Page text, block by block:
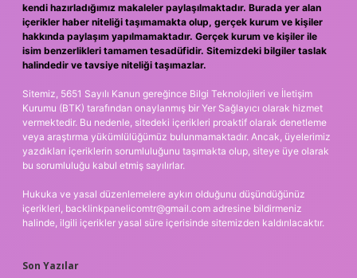
kendi hazırladığımız makaleler paylaşılmaktadır. Burada yer alan
içerikler haber niteliği taşımamakta olup, gerçek kurum ve kişiler
hakkında paylaşım yapılmamaktadır. Gerçek kurum ve kişiler ile
isim benzerlikleri tamamen tesadüfidir. Sitemizdeki bilgiler taslak
halindedir ve tavsiye niteliği taşımazlar.
Sitemiz, 5651 Sayılı Kanun gereğince Bilgi Teknolojileri ve İletişim
Kurumu (BTK) tarafından onaylanmış bir Yer Sağlayıcı olarak hizmet
vermektedir. Bu nedenle, sitedeki içerikleri proaktif olarak denetleme
veya araştırma yükümlülüğümüz bulunmamaktadır. Ancak, üyelerimiz
yazdıkları içeriklerin sorumluluğunu taşımakta olup, siteye üye olarak
bu sorumluluğu kabul etmiş sayılırlar.
Hukuka ve yasal düzenlemelere aykırı olduğunu düşündüğünüz
içerikleri, backlinkpanelicomtr@gmail.com adresine bildirmeniz
halinde, ilgili içerikler yasal süre içerisinde sitemizden kaldırılacaktır.
Son Yazılar